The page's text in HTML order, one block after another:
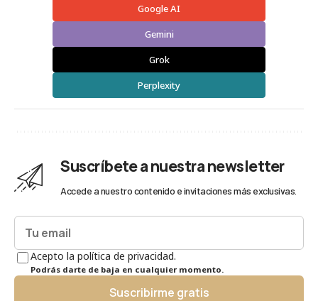
Google AI
Gemini
Grok
Perplexity
Suscríbete a nuestra newsletter
Accede a nuestro contenido e invitaciones más exclusivas.
Acepto la política de privacidad.
Podrás darte de baja en cualquier momento.
Suscribirme gratis